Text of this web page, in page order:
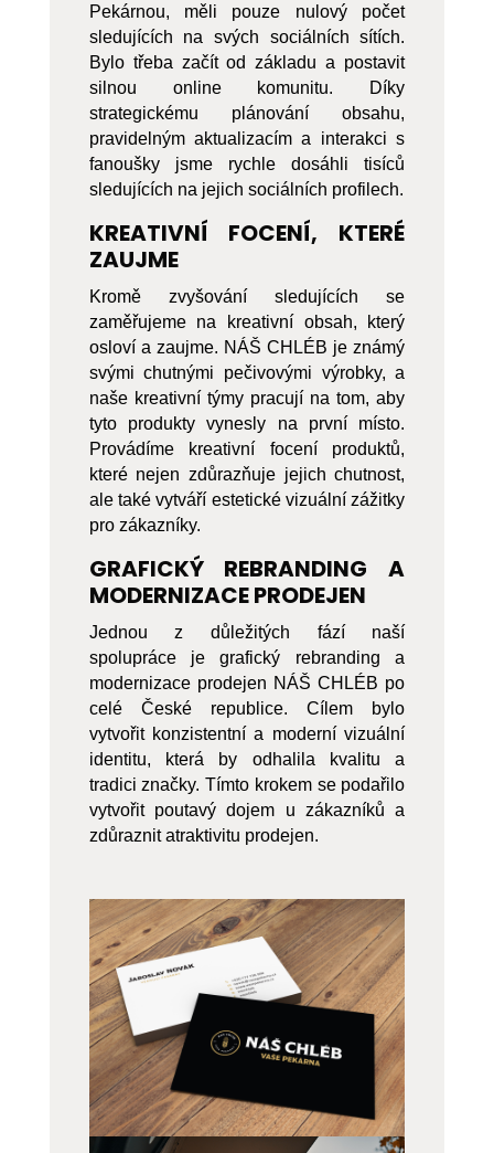
Pekárnou, měli pouze nulový počet
sledujících na svých sociálních sítích.
Bylo třeba začít od základu a postavit
silnou online komunitu. Díky
strategickému plánování obsahu,
pravidelným aktualizacím a interakci s
fanoušky jsme rychle dosáhli tisíců
sledujících na jejich sociálních profilech.
KREATIVNÍ FOCENÍ, KTERÉ
ZAUJME
Kromě zvyšování sledujících se
zaměřujeme na kreativní obsah, který
osloví a zaujme. NÁŠ CHLÉB je známý
svými chutnými pečivovými výrobky, a
naše kreativní týmy pracují na tom, aby
tyto produkty vynesly na první místo.
Provádíme kreativní focení produktů,
které nejen zdůrazňuje jejich chutnost,
ale také vytváří estetické vizuální zážitky
pro zákazníky.
GRAFICKÝ REBRANDING A
MODERNIZACE PRODEJEN
Jednou z důležitých fází naší
spolupráce je grafický rebranding a
modernizace prodejen NÁŠ CHLÉB po
celé České republice. Cílem bylo
vytvořit konzistentní a moderní vizuální
identitu, která by odhalila kvalitu a
tradici značky. Tímto krokem se podařilo
vytvořit poutavý dojem u zákazníků a
zdůraznit atraktivitu prodejen.